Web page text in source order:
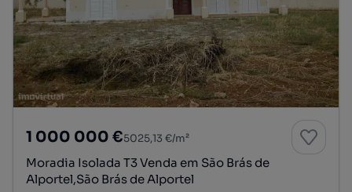
1 000 000 €5025,13 €/m²
Moradia Isolada T3 Venda em São Brás de
Alportel,São Brás de Alportel